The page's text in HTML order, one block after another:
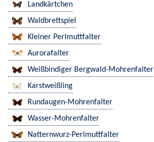
Landkärtchen
Waldbrettspiel
Kleiner Perlmuttfalter
Aurorafalter
Weißbindiger Bergwald-Mohrenfalter
Karstweißling
Rundaugen-Mohrenfalter
Wasser-Mohrenfalter
Natternwurz-Perlmuttfalter